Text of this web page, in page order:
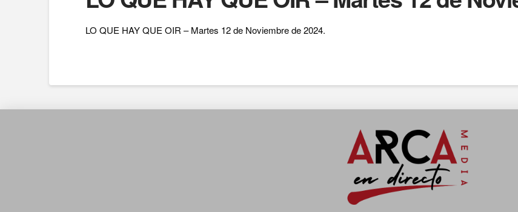
LO QUE HAY QUE OIR – Martes 12 de Noviembre de 2024.